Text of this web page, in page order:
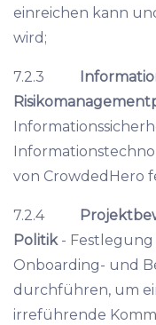
einreichen kann
wird;
7.2.3
von CrowdedHero
7.2.4
Politik -
Onboarding- und
durchführen, um
irreführende